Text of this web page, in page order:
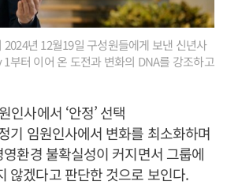
2024년 12월19일 구성원들에게 보낸 신년사
부터 이어 온 도전과 변화의 DNA를 강조하고
사에서 ‘안정’ 선택
기 임원인사에서 변화를 최소화하며
영환경 불확실성이 커지면서 그룹에
않겠다고 판단한 것으로 보인다.